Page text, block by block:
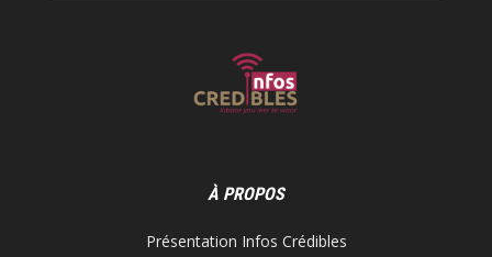
À PROPOS
Présentation Infos Crédibles